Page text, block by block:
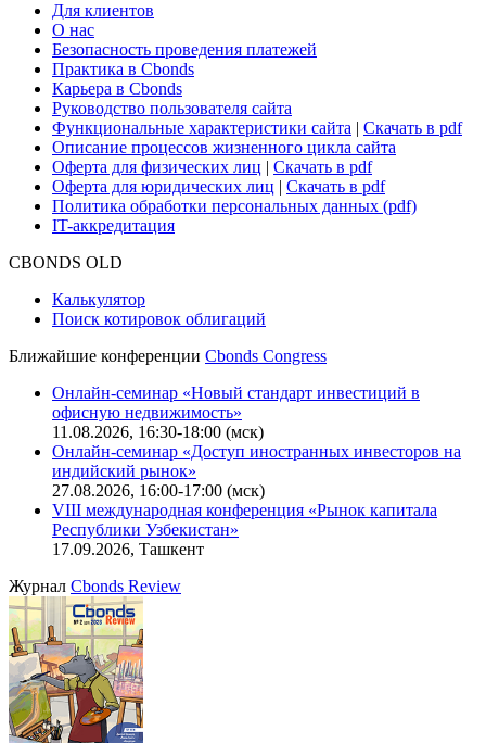
Для клиентов
О нас
Безопасность проведения платежей
Практика в Cbonds
Карьера в Cbonds
Руководство пользователя сайта
Функциональные характеристики сайта | Скачать в pdf
Описание процессов жизненного цикла сайта
Оферта для физических лиц | Скачать в pdf
Оферта для юридических лиц | Скачать в pdf
Политика обработки персональных данных (pdf)
IT-аккредитация
CBONDS OLD
Калькулятор
Поиск котировок облигаций
Ближайшие конференции Cbonds Congress
Онлайн-семинар «Новый стандарт инвестиций в
офисную недвижимость»
11.08.2026, 16:30-18:00 (мск)
Онлайн-семинар «Доступ иностранных инвесторов на
индийский рынок»
27.08.2026, 16:00-17:00 (мск)
VIII международная конференция «Рынок капитала
Республики Узбекистан»
17.09.2026, Ташкент
Журнал Cbonds Review